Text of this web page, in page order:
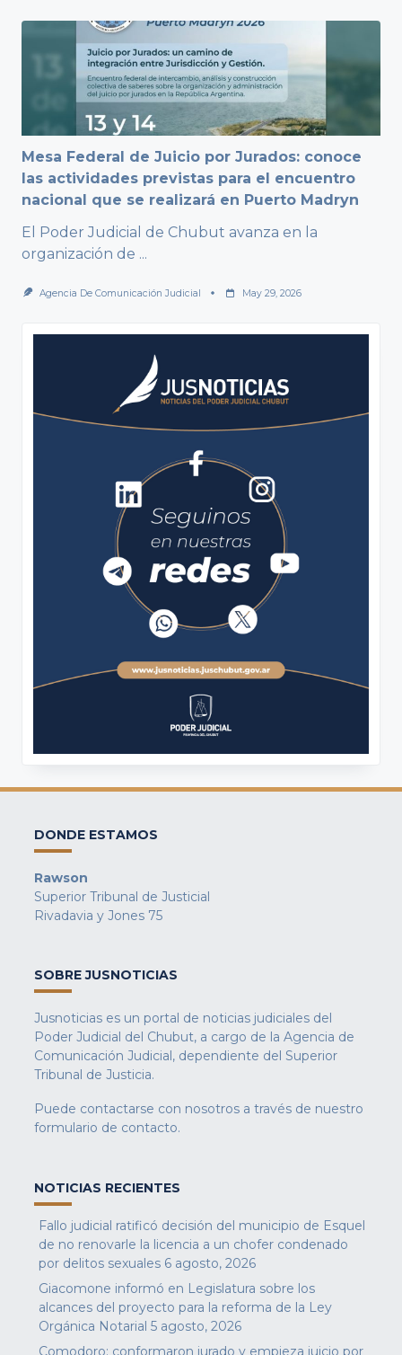
Mesa Federal de Juicio por Jurados: conoce
las actividades previstas para el encuentro
nacional que se realizará en Puerto Madryn
El Poder Judicial de Chubut avanza en la
organización de ...
Agencia De Comunicación Judicial May 29, 2026
DONDE ESTAMOS
Rawson
Superior Tribunal de Justicial
Rivadavia y Jones 75
SOBRE JUSNOTICIAS
Jusnoticias es un portal de noticias judiciales del
Poder Judicial del Chubut, a cargo de la Agencia de
Comunicación Judicial, dependiente del Superior
Tribunal de Justicia.
Puede contactarse con nosotros a través de nuestro
formulario de contacto.
NOTICIAS RECIENTES
Fallo judicial ratificó decisión del municipio de Esquel
de no renovarle la licencia a un chofer condenado
por delitos sexuales 6 agosto, 2026
Giacomone informó en Legislatura sobre los
alcances del proyecto para la reforma de la Ley
Orgánica Notarial 5 agosto, 2026
Comodoro: conformaron jurado y empieza juicio por